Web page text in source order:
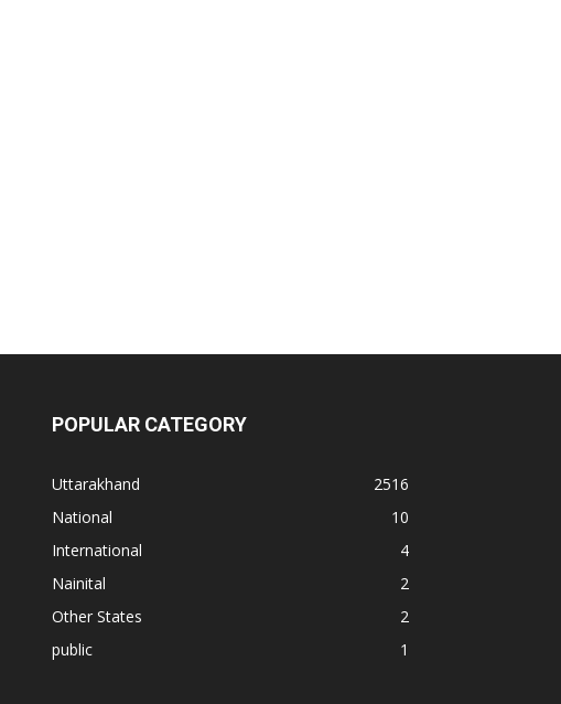
POPULAR CATEGORY
Uttarakhand
2516
National
10
International
4
Nainital
2
Other States
2
public
1